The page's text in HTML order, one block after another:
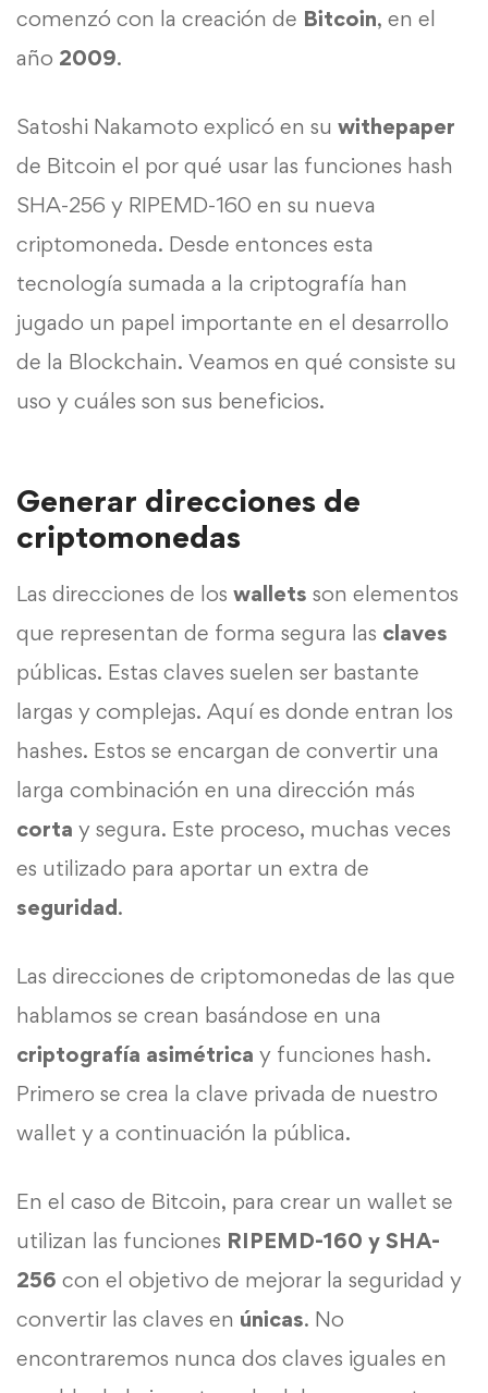
comenzó con la creación de Bitcoin, en el
año 2009.
Satoshi Nakamoto explicó en su withepaper
de Bitcoin el por qué usar las funciones hash
SHA-256 y RIPEMD-160 en su nueva
criptomoneda. Desde entonces esta
tecnología sumada a la criptografía han
jugado un papel importante en el desarrollo
de la Blockchain. Veamos en qué consiste su
uso y cuáles son sus beneficios.
Generar direcciones de
criptomonedas
Las direcciones de los wallets son elementos
que representan de forma segura las claves
públicas. Estas claves suelen ser bastante
largas y complejas. Aquí es donde entran los
hashes. Estos se encargan de convertir una
larga combinación en una dirección más
corta y segura. Este proceso, muchas veces
es utilizado para aportar un extra de
seguridad.
Las direcciones de criptomonedas de las que
hablamos se crean basándose en una
criptografía asimétrica y funciones hash.
Primero se crea la clave privada de nuestro
wallet y a continuación la pública.
En el caso de Bitcoin, para crear un wallet se
utilizan las funciones RIPEMD-160 y SHA-
256 con el objetivo de mejorar la seguridad y
convertir las claves en únicas. No
encontraremos nunca dos claves iguales en